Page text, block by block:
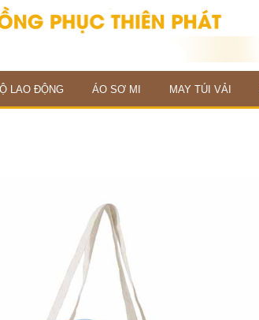
LAO ĐỘNG ÁO SƠ MI MAY TÚI VẢI